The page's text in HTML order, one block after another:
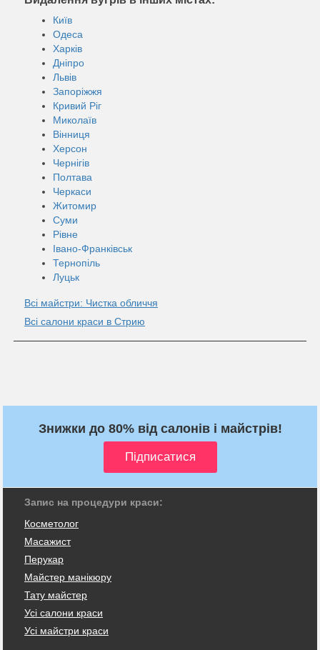
Київ
Одеса
Харків
Дніпро
Львів
Запоріжжя
Кривий Ріг
Миколаїв
Вінниця
Херсон
Чернігів
Полтава
Черкаси
Житомир
Суми
Рівне
Івано-Франківськ
Тернопіль
Луцьк
Всі майстри: Чистка обличчя
Всі салони краси в Стрию
Знижки до 80% від салонів і майстрів!
Запис на процедури краси:
Косметолог
Масажист
Перукар
Майстер манікюру
Тату майстер
Усі салони краси
Усі майстри краси